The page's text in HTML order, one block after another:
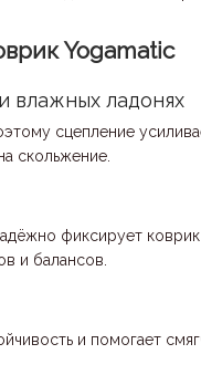
Yogamatic
влажных ладонях
сцепление
скольжение.
фиксирует
и балансов.
и помогает